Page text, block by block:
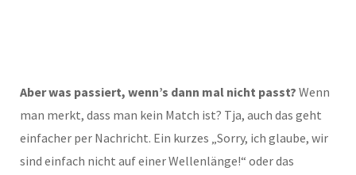
Aber was passiert, wenn’s dann mal nicht passt? Wenn
man merkt, dass man kein Match ist? Tja, auch das geht
einfacher per Nachricht. Ein kurzes „Sorry, ich glaube, wir
sind einfach nicht auf einer Wellenlänge!“ oder das